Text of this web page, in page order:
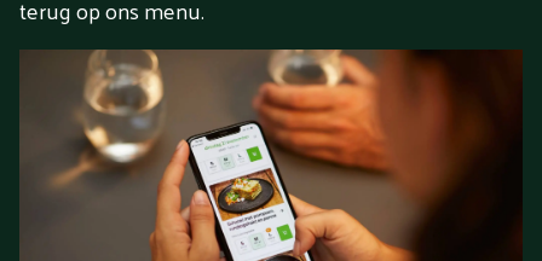
terug op ons menu.